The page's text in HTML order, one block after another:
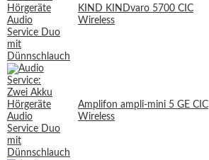
KIND KINDvaro 5700 CIC
Wireless
Amplifon ampli-mini 5 GE CIC
Wireless